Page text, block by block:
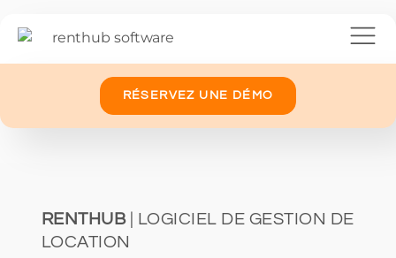
RÉSERVEZ UNE DÉMO
RENTHUB| LOGICIEL DE GESTION DE
LOCATION